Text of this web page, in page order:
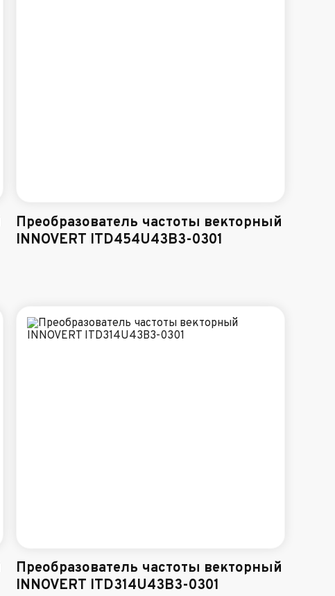
Преобразователь частоты векторный
INNOVERT ITD454U43B3-0301
Преобразователь частоты векторный
INNOVERT ITD314U43B3-0301